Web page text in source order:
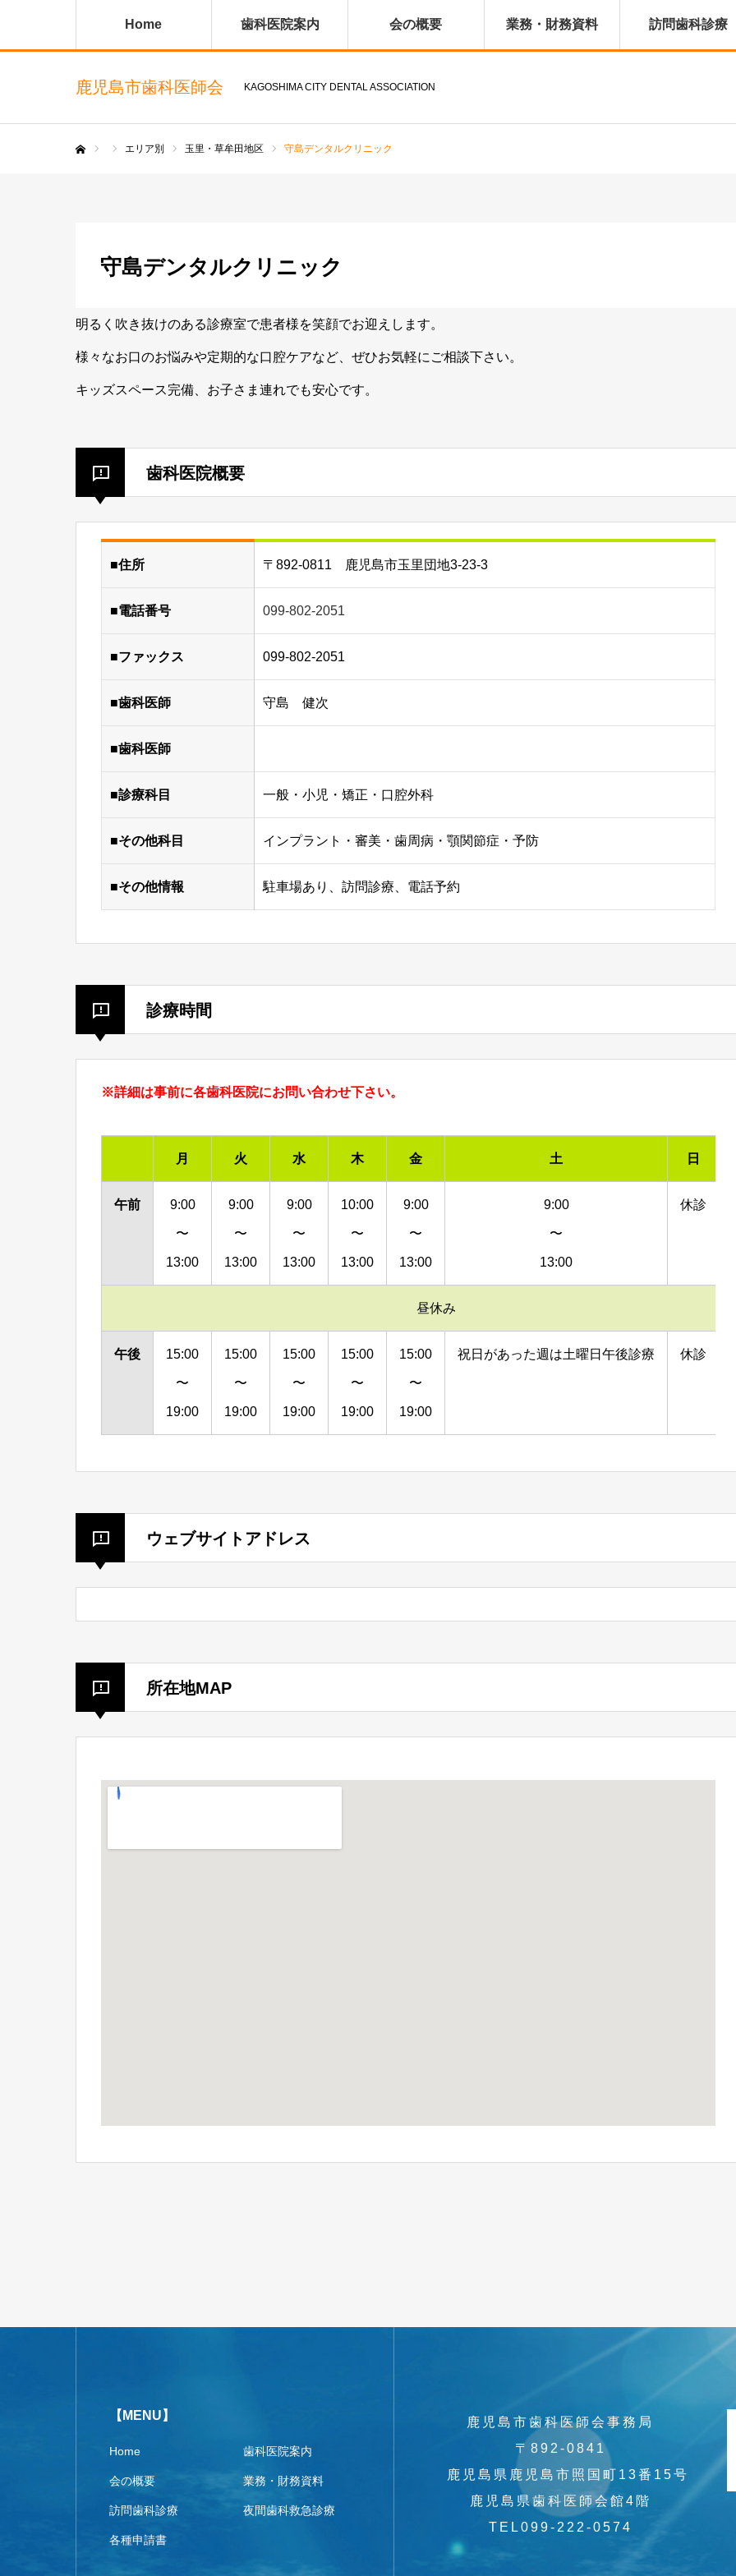
鹿児島市歯科医師会 KAGOSHIMA CITY DENTAL ASSOCIATION
Home 歯科医院案内 会の概要 業務・財務資料 訪問歯科診療
エリア別 玉里・草牟田地区 守島デンタルクリニック
守島デンタルクリニック
明るく吹き抜けのある診療室で患者様を笑顔でお迎えします。
様々なお口のお悩みや定期的な口腔ケアなど、ぜひお気軽にご相談下さい。
キッズスペース完備、お子さま連れでも安心です。
歯科医院概要
■住所 〒892-0811 鹿児島市玉里団地3-23-3
■電話番号 099-802-2051
■ファックス 099-802-2051
■歯科医師 守島 健次
■歯科医師
■診療科目 一般・小児・矯正・口腔外科
■その他科目 インプラント・審美・歯周病・顎関節症・予防
■その他情報 駐車場あり、訪問診療、電話予約
診療時間
※詳細は事前に各歯科医院にお問い合わせ下さい。
月 火 水 木 金 土 日
午前 9:00
〜
13:00
9:00
〜
13:00
9:00
〜
13:00
10:00
〜
13:00
9:00
〜
13:00
9:00
〜
13:00
休診
昼休み
午後 15:00
〜
19:00
15:00
〜
19:00
15:00
〜
19:00
15:00
〜
19:00
15:00
〜
19:00
祝日があった週は土曜日午後診療 休診
ウェブサイトアドレス
所在地MAP
【MENU】
Home 歯科医院案内
会の概要 業務・財務資料
訪問歯科診療 夜間歯科救急診療
各種申請書
鹿児島市歯科医師会事務局
〒892-0841
鹿児島県鹿児島市照国町13番15号
鹿児島県歯科医師会館4階
TEL099-222-0574